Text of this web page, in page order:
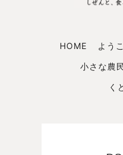
HOME よう
小さな農
く